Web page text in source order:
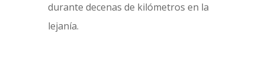
durante decenas de kilómetros en la
lejanía.